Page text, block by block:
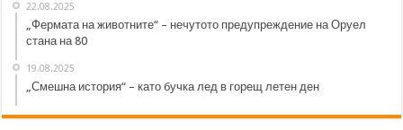
22.08.2025
„Фермата на животните“ – нечутото предупреждение на Оруел
стана на 80
19.08.2025
„Смешна история“ – като бучка лед в горещ летен ден